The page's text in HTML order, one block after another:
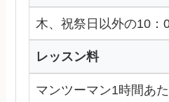
木、祝祭日以外の10：
レッスン料
マンツーマン1時間あ